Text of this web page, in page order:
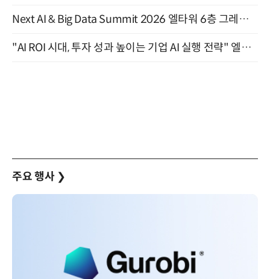
Next AI & Big Data Summit 2026 엘타워 6층 그레이스홀 개최 (9/18)
"AI ROI 시대, 투자 성과 높이는 기업 AI 실행 전략" 엘타워 6층 (9월 18일)
주요 행사 ❯